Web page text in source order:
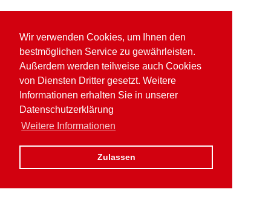
Wir verwenden Cookies, um Ihnen den
bestmöglichen Service zu gewährleisten.
Außerdem werden teilweise auch Cookies
von Diensten Dritter gesetzt. Weitere
Informationen erhalten Sie in unserer
Datenschutzerklärung
Weitere Informationen
Zulassen